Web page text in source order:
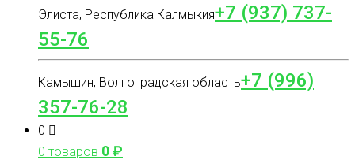
Элиста, Республика Калмыкия+7 (937) 737-
55-76
Камышин, Волгоградская область+7 (996)
357-76-28
0
0 товаров 0₽